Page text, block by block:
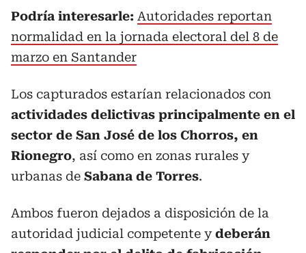
Podría interesarle: Autoridades reportan
normalidad en la jornada electoral del 8 de
marzo en Santander
Los capturados estarían relacionados con
actividades delictivas principalmente en el
sector de San José de los Chorros, en
Rionegro, así como en zonas rurales y
urbanas de Sabana de Torres.
Ambos fueron dejados a disposición de la
autoridad judicial competente ydeberán